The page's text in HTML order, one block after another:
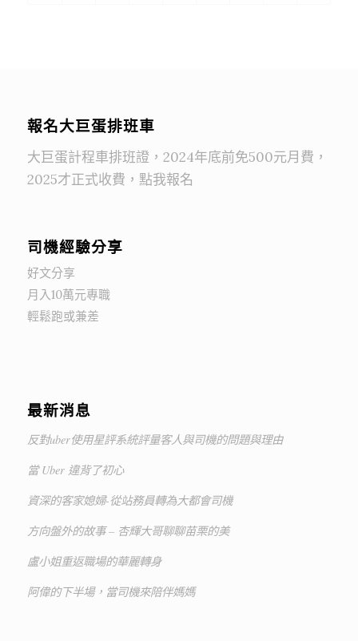
報名大巨蛋排班車
大巨蛋計程車排班證，2024年底前免500元月費，
2025才正式收費，點我報名
司機經驗分享
好文分享
月入10萬元專職
輕鬆跑或兼差
最新消息
反對uber使用星評系統評量客人與司機的問題與理由
當 Uber 違背了初心
資深的客家媳婦-從站務員轉為大都會司機
方向盤外的故事 – 杏輝大哥聊聊苗栗的美
盧小姐重返職場的華麗轉身
阿偉的下半場，當司機來陪伴媽媽